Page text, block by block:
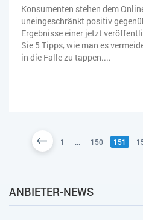
Konsumenten stehen dem
uneingeschränkt positiv
Ergebnisse einer jetzt
Sie 5 Tipps, wie man es
in die Falle zu tappen....
1 ... 150 151
ANBIETER-NEWS